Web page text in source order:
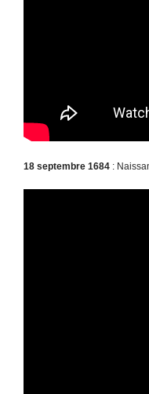
18 septembre 1684 :